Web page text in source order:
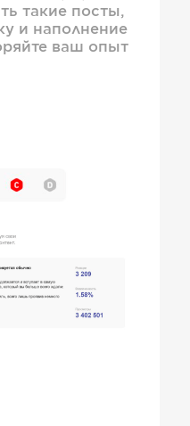
такие посты,
и наполнение
ваш опыт